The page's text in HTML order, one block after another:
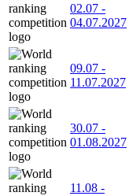
02.07 -
04.07.2027
09.07 -
11.07.2027
30.07 -
01.08.2027
11.08 -